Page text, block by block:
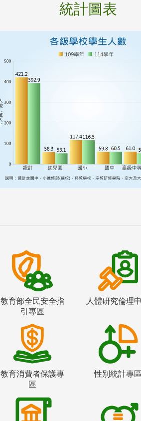
統計圖表
教育部全民安全指
引專區
人體研究倫理
教育消費者保護專
區
性別統計專區